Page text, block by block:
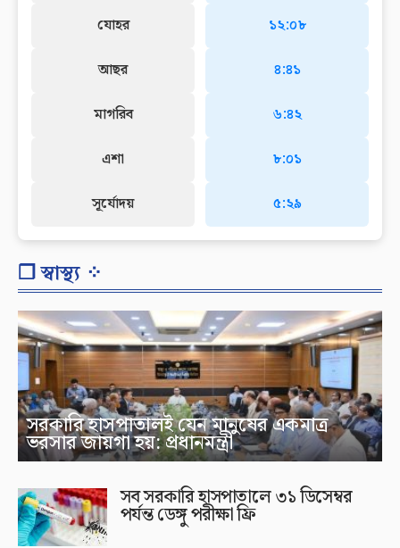
যোহর
আছর
মাগরিব
এশা
সূর্যোদয়
১২:০৮
৪:৪১
৬:৪২
৮:০১
৫:২৯
❐ স্বাস্থ্য ⁘
সরকারি হাসপাতালই যেন মানুষের একমাত্র
ভরসার জায়গা হয়: প্রধানমন্ত্রী
সব সরকারি হাসপাতালে ৩১ ডিসেম্বর
পর্যন্ত ডেঙ্গু পরীক্ষা ফ্রি